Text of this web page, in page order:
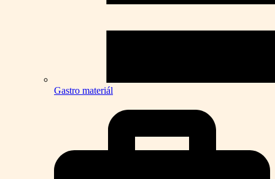
Gastro materiál